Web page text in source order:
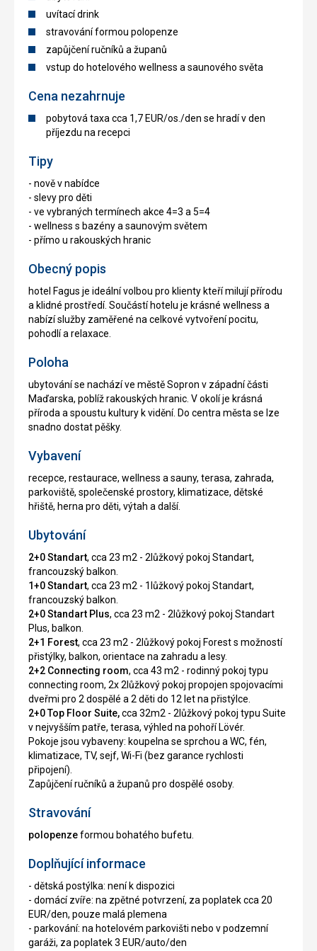
uvítací drink
stravování formou polopenze
zapůjčení ručníků a županů
vstup do hotelového wellness a saunového světa
Cena nezahrnuje
pobytová taxa cca 1,7 EUR/os./den se hradí v den
příjezdu na recepci
Tipy
- nově v nabídce
- slevy pro děti
- ve vybraných termínech akce 4=3 a 5=4
- wellness s bazény a saunovým světem
- přímo u rakouských hranic
Obecný popis
hotel Fagus je ideální volbou pro klienty kteří milují přírodu
a klidné prostředí. Součástí hotelu je krásné wellness a
nabízí služby zaměřené na celkové vytvoření pocitu,
pohodlí a relaxace.
Poloha
ubytování se nachází ve městě Sopron v západní části
Maďarska, poblíž rakouských hranic. V okolí je krásná
příroda a spoustu kultury k vidění. Do centra města se lze
snadno dostat pěšky.
Vybavení
recepce, restaurace, wellness a sauny, terasa, zahrada,
parkoviště, společenské prostory, klimatizace, dětské
hřiště, herna pro děti, výtah a další.
Ubytování
2+0 Standart, cca 23 m2 - 2lůžkový pokoj Standart,
francouzský balkon.
1+0 Standart, cca 23 m2 - 1lůžkový pokoj Standart,
francouzský balkon.
2+0 Standart Plus, cca 23 m2 - 2lůžkový pokoj Standart
Plus, balkon.
2+1 Forest, cca 23 m2 - 2lůžkový pokoj Forest s možností
přistýlky, balkon, orientace na zahradu a lesy.
2+2 Connecting room, cca 43 m2 - rodinný pokoj typu
connecting room, 2x 2lůžkový pokoj propojen spojovacími
dveřmi pro 2 dospělé a 2 děti do 12 let na přistýlce.
2+0 Top Floor Suite,cca 32m2 - 2lůžkový pokoj typu Suite
v nejvyšším patře, terasa, výhled na pohoří Lövér.
Pokoje jsou vybaveny: koupelna se sprchou a WC, fén,
klimatizace, TV, sejf, Wi-Fi (bez garance rychlosti
připojení).
Zapůjčení ručníků a županů pro dospělé osoby.
Stravování
polopenzeformou bohatého bufetu.
Doplňující informace
- dětská postýlka: není k dispozici
- domácí zvíře: na zpětné potvrzení, za poplatek cca 20
EUR/den, pouze malá plemena
- parkování: na hotelovém parkovišti nebo v podzemní
garáži, za poplatek 3 EUR/auto/den